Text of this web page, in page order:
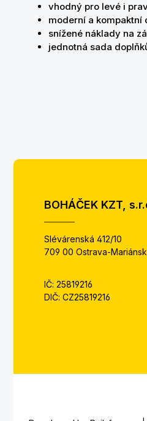
vhodný pro levé i
moderní a kompaktní
snížené náklady na
jednotná sada
BOHÁČEK KZT,
Slévárenská 412/10
709 00 Ostrava-
IČ: 25819216
DIČ: CZ25819216